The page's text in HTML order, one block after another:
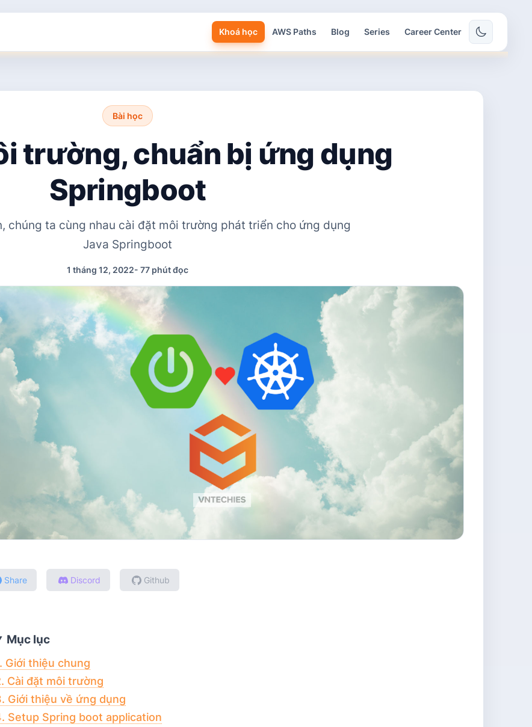
Khoá học AWS Paths Blog Series Career Center
Bài học
trường, chuẩn bị ứng dụng
Springboot
chúng ta cùng nhau cài đặt môi trường phát triển cho ứng dụng
Java Springboot
1 tháng 12, 2022- 77 phút đọc
Share Discord Github
Mục lục
Giới thiệu chung
Cài đặt môi trường
Giới thiệu về ứng dụng
Setup Spring boot application